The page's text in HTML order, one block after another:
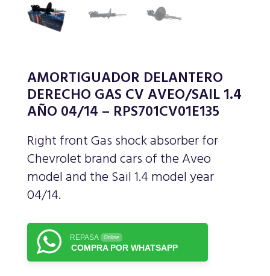
AMORTIGUADOR DELANTERO
DERECHO GAS CV AVEO/SAIL 1.4
AÑO 04/14 – RPS701CV01E135
Right front Gas shock absorber for
Chevrolet brand cars of the Aveo
model and the Sail 1.4 model year
04/14.
REPASA Online
COMPRA POR WHATSAPP